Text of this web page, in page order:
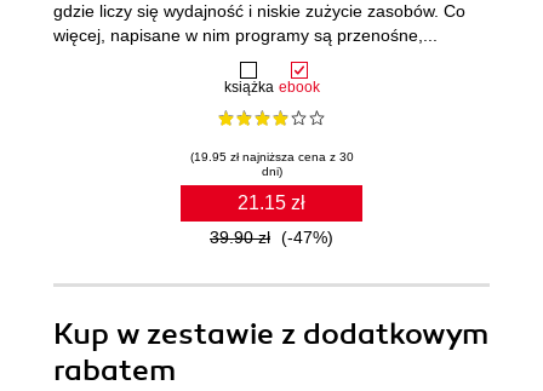
książka ebook
(19.95 zł najniższa cena z 30
dni)
21.15 zł
39.90 zł (-47%)
gdzie liczy się wydajność i niskie zużycie zasobów. Co
więcej, napisane w nim programy są przenośne,...
Kup w zestawie z dodatkowym
rabatem